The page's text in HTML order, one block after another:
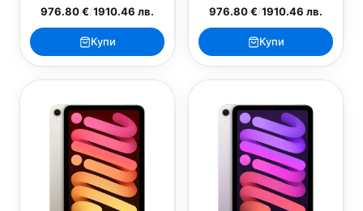
976.80 €/1910.46 лв.
Купи
976.80 €/1910.46 лв.
Купи